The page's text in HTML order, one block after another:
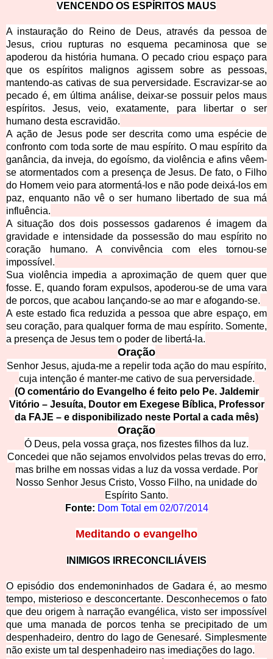
VENCENDO OS ESPÍRITOS MAUS
A instauração do Reino de Deus, através da pessoa de
Jesus, criou rupturas no esquema pecaminosa que se
apoderou da história humana. O pecado criou espaço para
que os espíritos malignos agissem sobre as pessoas,
mantendo-as cativas de sua perversidade. Escravizar-se ao
pecado é, em última análise, deixar-se possuir pelos maus
espíritos. Jesus, veio, exatamente, para libertar o ser
humano desta escravidão.
A ação de Jesus pode ser descrita como uma espécie de
confronto com toda sorte de mau espírito. O mau espírito da
ganância, da inveja, do egoísmo, da violência e afins vêem-
se atormentados com a presença de Jesus. De fato, o Filho
do Homem veio para atormentá-los e não pode deixá-los em
paz, enquanto não vê o ser humano libertado de sua má
influência.
A situação dos dois possessos gadarenos é imagem da
gravidade e intensidade da possessão do mau espírito no
coração humano. A convivência comeles tornou-se
impossível.
Sua violência impedia a aproximação de quem quer que
fosse. E, quando foram expulsos, apoderou-se de uma vara
de porcos, que acabou lançando-se ao mar e afogando-se.
A este estado fica reduzida a pessoa que abre espaço, em
seu coração, para qualquer forma de mau espírito. Somente,
a presença de Jesus tem o poder de libertá-la.
Oração
Senhor Jesus, ajuda-me a repelir toda ação do mau espírito,
cuja intenção é manter-me cativo de sua perversidade.
(O comentário do Evangelho é feito pelo Pe. Jaldemir
Vitório – Jesuíta, Doutor em Exegese Bíblica, Professor
da FAJE – e disponibilizado neste Portal a cada mês)
Oração
Ó Deus, pela vossa graça, nos fizestes filhos da luz.
Concedei que não sejamos envolvidos pelas trevas do erro,
mas brilhe em nossas vidas a luz da vossa verdade. Por
Nosso Senhor Jesus Cristo, Vosso Filho, na unidade do
Espírito Santo.
Fonte: Dom Total em 02/07/2014
Meditando o evangelho
INIMIGOS IRRECONCILIÁVEIS
O episódio dos endemoninhados de Gadara é, ao mesmo
tempo, misterioso e desconcertante. Desconhecemos o fato
que deu origem à narração evangélica, visto ser impossível
que uma manada de porcos tenha se precipitado de um
despenhadeiro, dentro do lago de Genesaré. Simplesmente
não existe um tal despenhadeiro nas imediações do lago.